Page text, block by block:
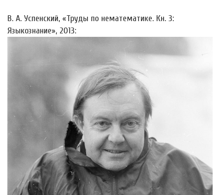
В. А. Успенский, «Труды по нематематике. Кн. 3:
Языкознание», 2013: